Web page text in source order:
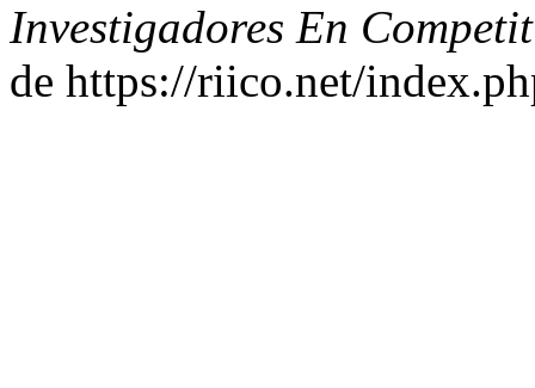
Investigadores En
de https://riico.net/